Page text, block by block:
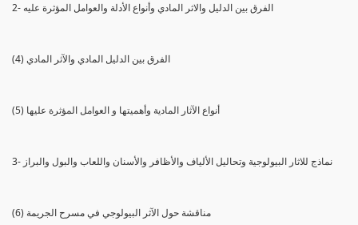
2- الفرق بين الدليل والاثر المادي وأنواع الأدلة والعوامل المؤثرة عليه
(4) الفرق بين الدليل المادي والآثر المادي
(5) أنواع الآثار المادية وأهميتها و العوامل المؤثرة عليها
3- نماذج للاثار البيولوجية وتحاليل الألياف والأظافر والأسنان واللعاب والبول والبراز
(6) مناقشة حول الآثر البيولوجي في مسرح الجريمة